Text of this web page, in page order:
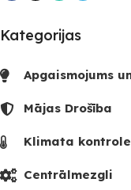
Kategorijas
Apgaismojums
Mājas Drošība
Klimata kontrole
Centrālmezgli